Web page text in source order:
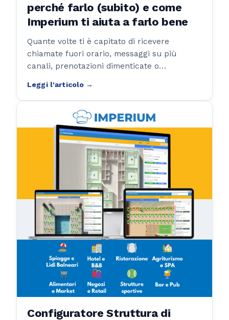
perché farlo (subito) e come
Imperium ti aiuta a farlo bene
Quante volte ti è capitato di ricevere
chiamate fuori orario, messaggi su più
canali, prenotazioni dimenticate o
l’agenda e automatizzare la gestione delle
prenotazioni non è solo un'opportunità: è
ormai una necessità.
Configuratore Struttura di